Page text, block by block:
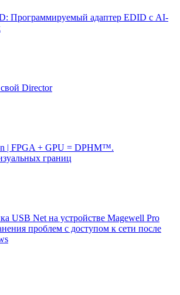
Программируемый адаптер EDID с AI-
Director
| FPGA + GPU = DPHM™.
границ
USB Net на устройстве Magewell Pro
проблем с доступом к сети после